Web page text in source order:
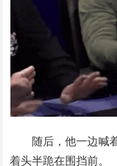
随后，他一边喊
着头半跪在围挡前。